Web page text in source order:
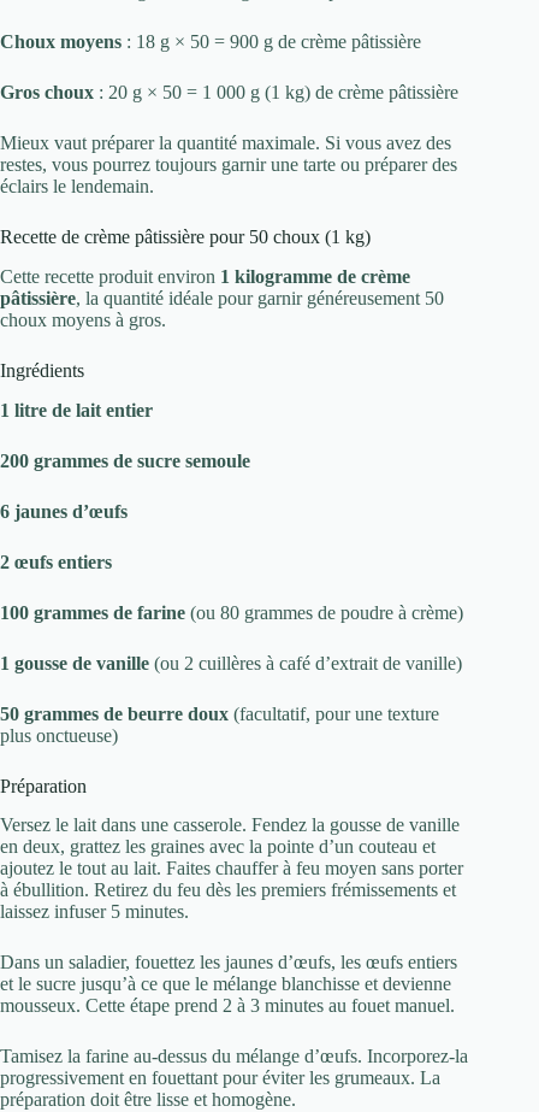
Choux moyens : 18 g × 50 = 900 g de crème pâtissière
Gros choux : 20 g × 50 = 1 000 g (1 kg) de crème pâtissière
Mieux vaut préparer la quantité maximale. Si vous avez des
restes, vous pourrez toujours garnir une tarte ou préparer des
éclairs le lendemain.
Recette de crème pâtissière pour 50 choux (1 kg)
Cette recette produit environ 1 kilogramme de crème
pâtissière, la quantité idéale pour garnir généreusement 50
choux moyens à gros.
Ingrédients
1 litre de lait entier
200 grammes de sucre semoule
6 jaunes d’œufs
2 œufs entiers
100 grammes de farine (ou 80 grammes de poudre à crème)
1 gousse de vanille (ou 2 cuillères à café d’extrait de vanille)
50 grammes de beurre doux (facultatif, pour une texture
plus onctueuse)
Préparation
Versez le lait dans une casserole. Fendez la gousse de vanille
en deux, grattez les graines avec la pointe d’un couteau et
ajoutez le tout au lait. Faites chauffer à feu moyen sans porter
à ébullition. Retirez du feu dès les premiers frémissements et
laissez infuser 5 minutes.
Dans un saladier, fouettez les jaunes d’œufs, les œufs entiers
et le sucre jusqu’à ce que le mélange blanchisse et devienne
mousseux. Cette étape prend 2 à 3 minutes au fouet manuel.
Tamisez la farine au-dessus du mélange d’œufs. Incorporez-la
progressivement en fouettant pour éviter les grumeaux. La
préparation doit être lisse et homogène.